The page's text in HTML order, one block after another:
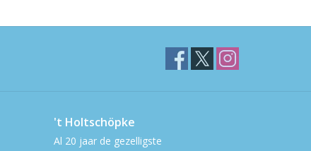
't Holtschöpke
Al 20 jaar de gezelligste